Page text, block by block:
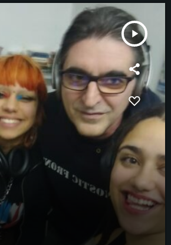
play_arrow